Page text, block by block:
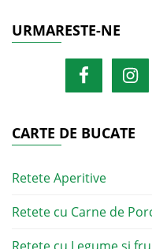
URMARESTE-NE
CARTE DE BUCATE
Retete Aperitive
Retete cu Carne de